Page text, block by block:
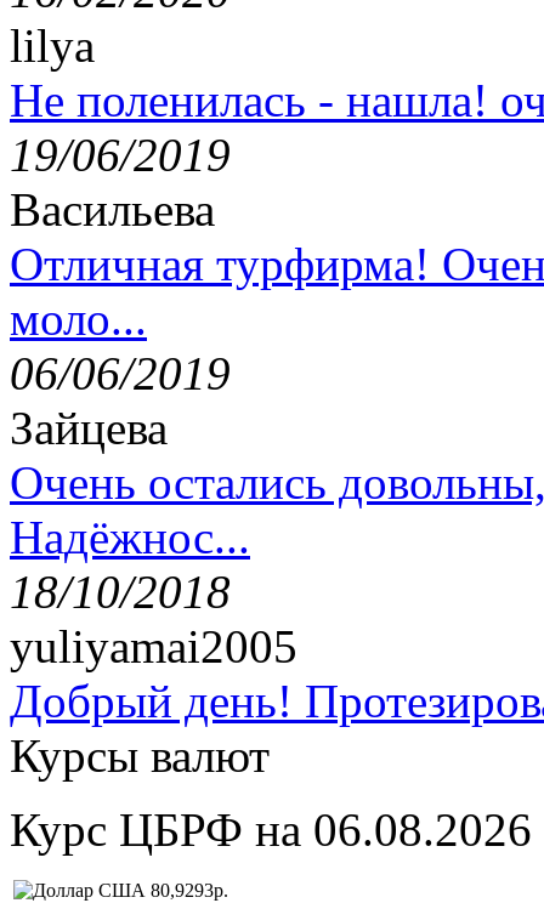
lilya
Не поленилась - нашла!
19/06/2019
Васильева
Отличная турфирма!
моло...
06/06/2019
Зайцева
Очень остались
Надёжнос...
18/10/2018
yuliyamai2005
Добрый день!
Курсы валют
Курс ЦБРФ на 06.08.2026
80,9293р.